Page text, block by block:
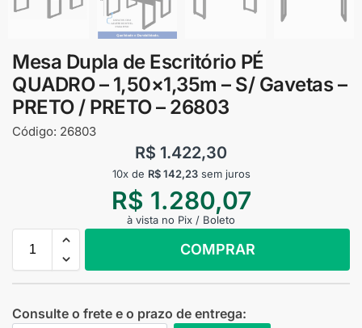
Mesa Dupla de Escritório PÉ
QUADRO – 1,50×1,35m – S/ Gavetas –
PRETO / PRETO – 26803
Código: 26803
R$ 1.422,30
10x de R$142,23 sem juros
R$ 1.280,07
à vista no Pix / Boleto
COMPRAR
Consulte o frete e o prazo de entrega: